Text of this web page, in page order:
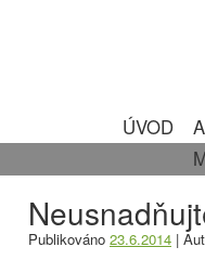
ÚVOD
Publikováno 23.6.2014 |